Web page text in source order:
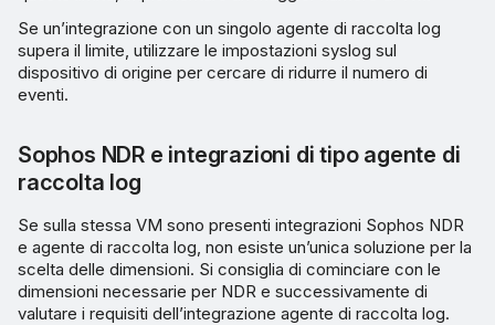
Se un’integrazione con un singolo agente di raccolta log
supera il limite, utilizzare le impostazioni syslog sul
dispositivo di origine per cercare di ridurre il numero di
eventi.
Sophos NDR e integrazioni di tipo agente di
raccolta log
Se sulla stessa VM sono presenti integrazioni Sophos NDR
e agente di raccolta log, non esiste un’unica soluzione per la
scelta delle dimensioni. Si consiglia di cominciare con le
dimensioni necessarie per NDR e successivamente di
valutare i requisiti dell’integrazione agente di raccolta log.